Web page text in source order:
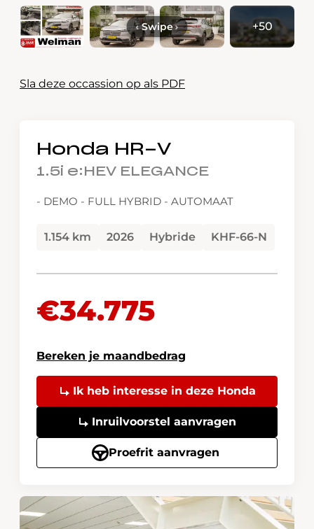
+50
‹Swipe›
Sla deze occassion op als PDF
Honda HR-V
1.5i e:HEV ELEGANCE
- DEMO - FULL HYBRID - AUTOMAAT
1.154 km 2026 Hybride KHF-66-N
€34.775
Bereken je maandbedrag
Ik heb interesse in deze Honda
Inruilvoorstel aanvragen
Proefrit aanvragen